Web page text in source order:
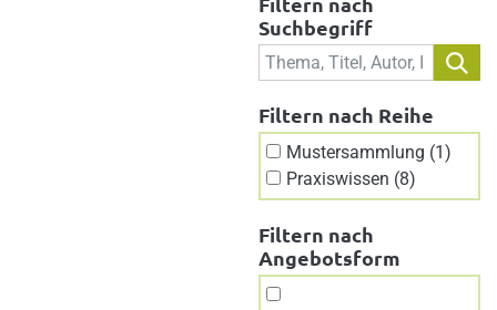
Suchbegriff
Filtern nach Reihe
Mustersammlung (1)
Praxiswissen (8)
Filtern nach
Angebotsform